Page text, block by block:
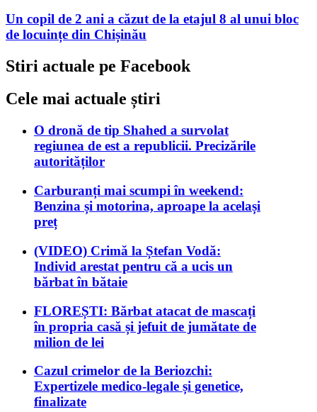
Un copil de 2 ani a căzut de la etajul 8 al unui bloc
de locuințe din Chișinău
Stiri actuale pe Facebook
Cele mai actuale știri
O dronă de tip Shahed a survolat
regiunea de est a republicii. Precizările
autorităților
Carburanți mai scumpi în weekend:
Benzina și motorina, aproape la același
preț
(VIDEO) Crimă la Ștefan Vodă:
Individ arestat pentru că a ucis un
bărbat în bătaie
FLOREȘTI: Bărbat atacat de mascați
în propria casă și jefuit de jumătate de
milion de lei
Cazul crimelor de la Beriozchi:
Expertizele medico-legale și genetice,
finalizate